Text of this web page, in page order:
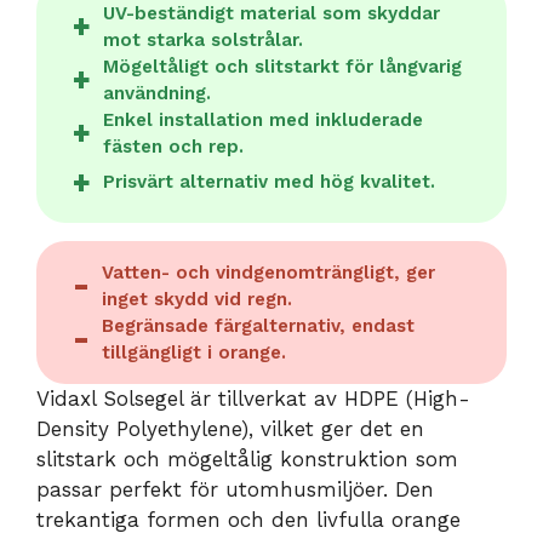
UV-beständigt material som skyddar
mot starka solstrålar.
Mögeltåligt och slitstarkt för långvarig
användning.
Enkel installation med inkluderade
fästen och rep.
Prisvärt alternativ med hög kvalitet.
Vatten- och vindgenomträngligt, ger
inget skydd vid regn.
Begränsade färgalternativ, endast
tillgängligt i orange.
Vidaxl Solsegel är tillverkat av HDPE (High-
Density Polyethylene), vilket ger det en
slitstark och mögeltålig konstruktion som
passar perfekt för utomhusmiljöer. Den
trekantiga formen och den livfulla orange